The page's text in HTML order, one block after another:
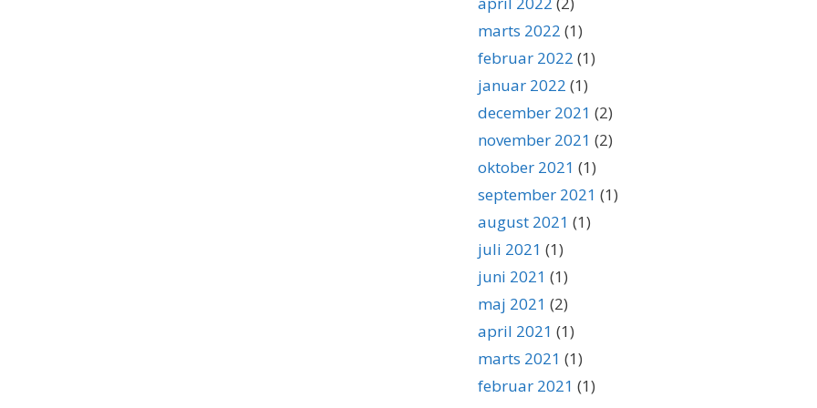
marts 2022 (1)
februar 2022 (1)
januar 2022 (1)
december 2021 (2)
november 2021 (2)
oktober 2021 (1)
september 2021 (1)
august 2021 (1)
juli 2021 (1)
juni 2021 (1)
maj 2021 (2)
april 2021 (1)
marts 2021 (1)
februar 2021 (1)